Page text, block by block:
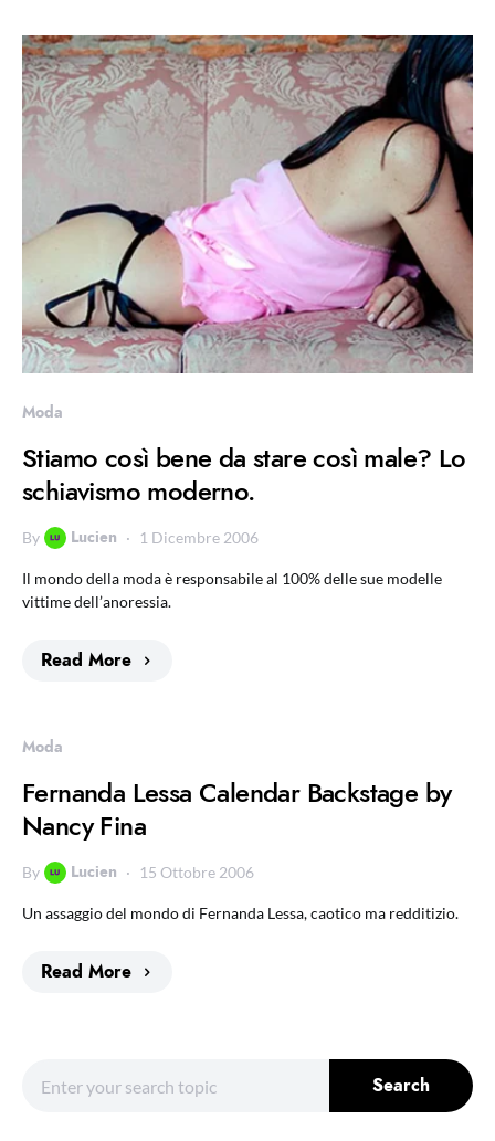
Moda
Stiamo così bene da stare così male? Lo
schiavismo moderno.
By Lucien 1 Dicembre 2006
Il mondo della moda è responsabile al 100% delle sue modelle
vittime dell’anoressia.
Read More
Moda
Fernanda Lessa Calendar Backstage by
Nancy Fina
By Lucien 15 Ottobre 2006
Un assaggio del mondo di Fernanda Lessa, caotico ma redditizio.
Read More
Search